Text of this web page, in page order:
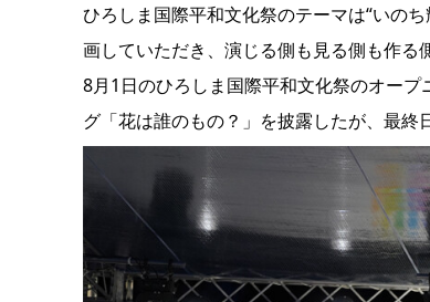
ひろしま国際平和文化祭のテーマは“いの
画していただき、演じる側も見る側も作
8月1日のひろしま国際平和文化祭のオー
グ「花は誰のもの？」を披露したが、最